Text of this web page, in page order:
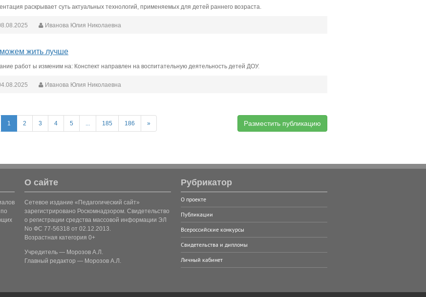
раскрывает суть актуальных технологий, применяемых для детей раннего возраста.
Иванова Юлия Николаевна
жить лучше
работ ы изменим на: Конспект направлен на воспитательную деятельность детей ДОУ.
Иванова Юлия Николаевна
1 2 3 4 5 185 186 » Разместить публикацию
О сайте
Сетевое издание «Педагогический сайт»
зарегистрировано Роскомнадзором. Свидетельство
о регистрации средства массовой информации ЭЛ
No ФС 77-56318 от 02.12.2013.
Возрастная категория 0+
Учредитель — Морозов А.Л.
Главный редактор — Морозов А.Л.
Рубрикатор
О проекте
Публикации
Всероссийские конкурсы
Свидетельства и дипломы
Личный кабинет